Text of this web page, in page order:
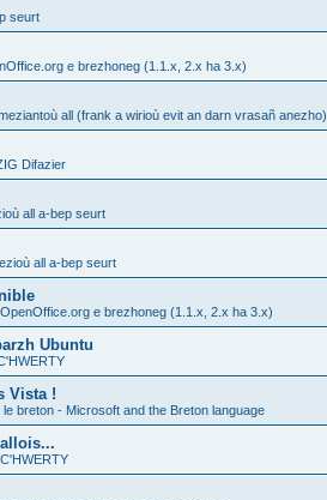
seurt
e brezhoneg (1.1.x, 2.x ha 3.x)
all (frank a wirioù evit an darn vrasañ anezho)
Difazier
all a-bep seurt
all a-bep seurt
e brezhoneg (1.1.x, 2.x ha 3.x)
Ubuntu
Vista !
le breton - Microsoft and the Breton language